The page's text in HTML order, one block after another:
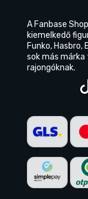
A Fanbase
kiemelkedő
Funko,
sok más
rajongóknak.